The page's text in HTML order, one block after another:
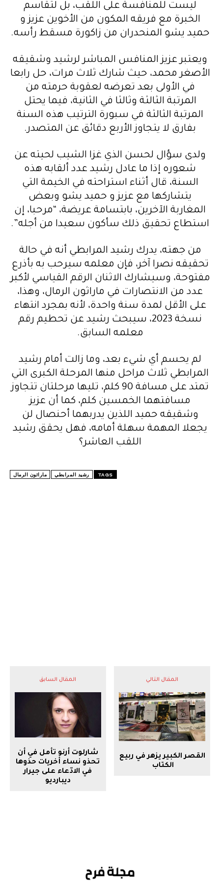
ليست للمنافسة على اللقب، بل لتقاسم
الخبرة مع فريقه المكون من الأخوين عزيز و
حميد يشو المنحدران من زاكورة مسقط رأسه.
ويعتبر عزيز المنافس المباشر لرشيد وشقيقه
الأصغر محمد، حيث شارك ثلاث مرات، حل رابعا
في الأولى بعد تعرضه لعقوبة حرمته من
المرتبة الثالثة وثالثا في الثانية، فيما يحتل
المرتبة الثالثة في سبورة الترتيب هذه السنة
بفارق لا يتجاوز الأربع دقائق عن المتصدر.
ولدى سؤال لحسن الذي غزا الشيب لحيته عن
شعوره إذا ما عادل رشيد عدد ألقابه هذه
السنة، قال أثناء استراحته في الخيمة التي
يتشاركها مع عزيز و حميد يشو وبعض
المغاربة الآخرين، بابتسامة عريضة، “مرحبا، إن
استطاع تحقيق ذلك سأكون سعيدا من أجله”.
من جهته، يدرك رشيد المرابطي أنه في حالة
تحقيقه نصرا آخر، فإن معلمه سيرحب به بأذرع
مفتوحة، وسيشارك الاثنان الرقم القياسي لأكبر
عدد من الانتصارات في ماراثون الرمال، وهذا،
على الأقل لمدة سنة واحدة، لأنه بمجرد انتهاء
نسخة 2023، سيبحث رشيد عن تحطيم رقم
معلمه السابق.
لم يحسم أي شيء بعد، وما زالت أمام رشيد
المرابطي ثلاث مراحل منها المرحلة الكبرى التي
تمتد على مسافة 90 كلم، تليها مرحلتان تتجاوز
مسافتهما الخمسين كلم، كما أن عزيز
وشقيقه حميد اللذين يدربهما أحنصال لن
يجعلا المهمة سهلة أمامه، فهل يحقق رشيد
اللقب العاشر؟
TAGS رشيد المرابطي ماراثون الرمال
المقال السابق
شارلوت أرنو تأمل في أن
تحذو نساء أخريات حذوها
في الادّعاء على جيرار
ديبارديو
المقال التالي
القصر الكبير يزهر في ربيع
الكتاب